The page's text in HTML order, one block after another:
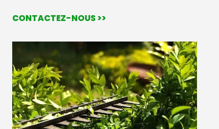
CONTACTEZ-NOUS >>